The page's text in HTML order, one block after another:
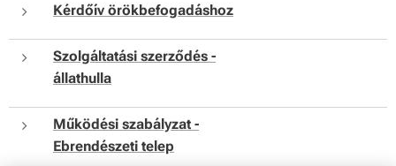
Kérdőív örökbefogadáshoz
Szolgáltatási szerződés -
állathulla
Működési szabályzat -
Ebrendészeti telep